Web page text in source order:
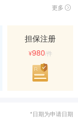
更多
担保注册
¥980/件
*日期为申请日期